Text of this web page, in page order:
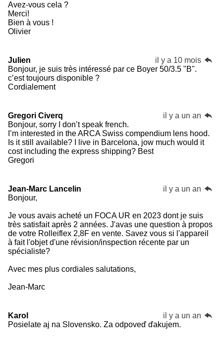
Avez-vous cela ?
Merci!
Bien à vous !
Olivier
Julien
il y a 10 mois
Bonjour, je suis très intéressé par ce Boyer 50/3.5 "B".
c’est toujours disponible ?
Cordialement
Gregori Civerq
il y a un an
Bonjour, sorry I don’t speak french.
I’m interested in the ARCA Swiss compendium lens hood.
Is it still available? I live in Barcelona, jow much would it
cost including the express shipping? Best
Gregori
Jean-Marc Lancelin
il y a un an
Bonjour,
Je vous avais acheté un FOCA UR en 2023 dont je suis
très satisfait après 2 années. J'avas une question à propos
de votre Rolleiflex 2,8F en vente. Savez vous si l'appareil
à fait l'objet d'une révision/inspection récente par un
spécialiste?
Avec mes plus cordiales salutations,
Jean-Marc
Karol
il y a un an
Posielate aj na Slovensko. Za odpoveď ďakujem.